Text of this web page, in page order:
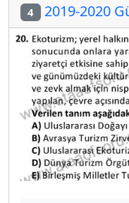
4 2019-2020